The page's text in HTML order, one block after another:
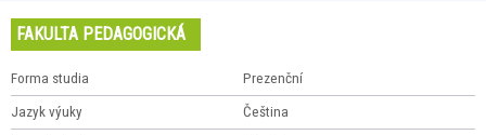
FAKULTA PEDAGOGICKÁ
Forma studia Prezenční
Jazyk výuky Čeština